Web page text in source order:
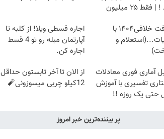
۲۵ میلیون
دریافت خلافی۱۴۰۴ با
و
اجاره‌ قسطی ویلا! از کلبه تا
آپارتمان مبله رو تو 4 قسط
اجاره کن.
آماری فوری معادلات
تفسیری با آموزش
حتی یک روزه !!
از الان تا آخر تابستون حداقل
12کیلو چربی میسوزونی🧨
پر بیننده‌ترین خبر امروز